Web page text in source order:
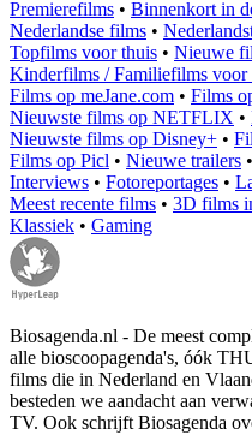
Premierefilms • Binnenkort in
Nederlandse films •
Topfilms voor thuis • Nieuwe
Kinderfilms / Familiefilms voor
Films op meJane.com • Films
Nieuwste films op NETFLIX •
Nieuwste films op Disney+ •
Films op Picl • Nieuwe trailers •
Interviews • Fotoreportages •
Meest recente films • 3D films
Klassiek • Gaming
Biosagenda.nl - De meest
alle bioscoopagenda's, óók
films die in Nederland en
besteden we aandacht aan
TV. Ook schrijft Biosagenda